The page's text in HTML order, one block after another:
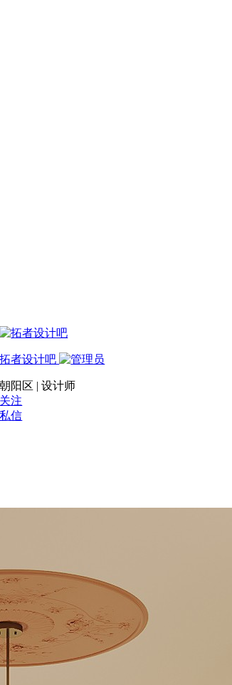
拓者设计吧
朝阳区 | 设计师
关注
私信